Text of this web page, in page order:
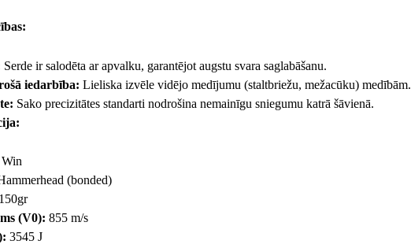
Serde ir salodēta ar apvalku, garantējot augstu svara saglabāšanu.
iedarbība: Lieliska izvēle vidējo medījumu (staltbriežu, mežacūku) medībām.
Sako precizitātes standarti nodrošina nemainīgu sniegumu katrā šāvienā.
(bonded)
(V0): 855 m/s
3545 J